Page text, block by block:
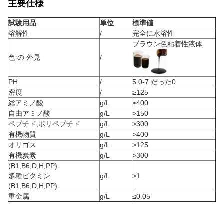
主要仕様
試験用品 単位
標準値
溶解性
/ 完全に水溶性
色 の 外見 /
ブラウン色粘着性液体
PH /
5.0-7 だった0
密度
/
≥125
総アミノ酸
g/L
≥400
自由アミノ酸
g/L
>150
ペプチド,ポリペプチド
g/L
>300
有機物質
g/L
>400
オリゴス
g/L
>125
有機炭素
g/L
>300
(B1,B6,D,H,PP)
多種ビタミン
(B1,B6,D,H,PP)
g/L >1
重金属 g/L ≤0.05